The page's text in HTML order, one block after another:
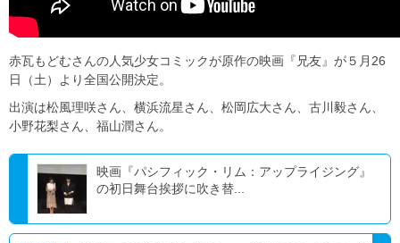
赤瓦もどむさんの人気少女コミックが原作の映画『兄友』が５月26
日（土）より全国公開決定。
出演は松風理咲さん、横浜流星さん、松岡広大さん、古川毅さん、
小野花梨さん、福山潤さん。
映画『パシフィック・リム：アップライジング』
の初日舞台挨拶に吹き替...